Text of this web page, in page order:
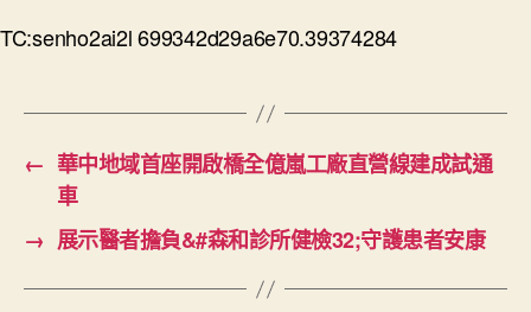
TC:senho2ai2l 699342d29a6e70.39374284
← 華中地域首座開啟橋全億嵐工廠直營線建成試通
車
→ 展示醫者擔負&#森和診所健檢32;守護患者安康